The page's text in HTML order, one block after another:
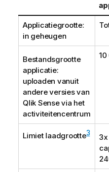
Applicatiegrootte:
in geheugen
Bestandsgrootte
applicatie:
uploaden vanuit
andere versies van
Qlik Sensevia het
activiteitencentrum
10
Limiet laadgrootte3